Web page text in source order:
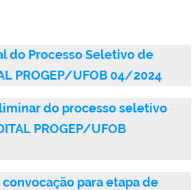
do Processo Seletivo de
PROGEP/UFOB 04/2024
do processo seletivo
PROGEP/UFOB
para etapa de